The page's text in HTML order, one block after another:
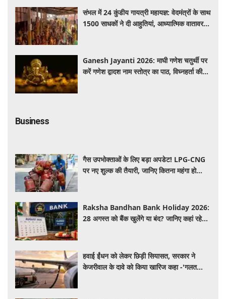
संभल में 24 कुंडीय गायत्री महायज्ञ: वेदमंत्रों के साथ
1500 साधकों ने दी आहुतियां, आध्यात्मिक वातावरण
Ganesh Jayanti 2026: माघी गणेश चतुर्थी पर
करें गणेश द्वादश नाम स्तोत्र का पाठ, विघ्नहर्ता की
Business
गैस उपभोक्ताओं के लिए बड़ा अपडेट! LPG-CNG
पर नए शुल्क की तैयारी, जानिए कितना महंगा हो
Raksha Bandhan Bank Holiday 2026:
28 अगस्त को बैंक खुलेंगे या बंद? जानिए कहां रहेगी
हवाई ईंधन को लेकर छिड़ी सियासत, सरकार ने
केजरीवाल के दावे को किया खारिज कहा -'गलत